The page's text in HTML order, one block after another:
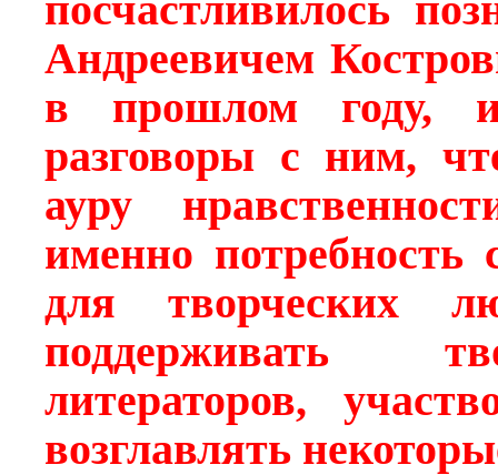
Андреевичем
в прошлом году, и
разговоры с ним,
ауру
именно потребность
для творческих
поддерживать
литераторов,
возглавлять